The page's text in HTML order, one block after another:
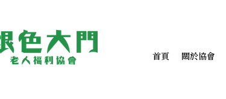
首頁 關於協會